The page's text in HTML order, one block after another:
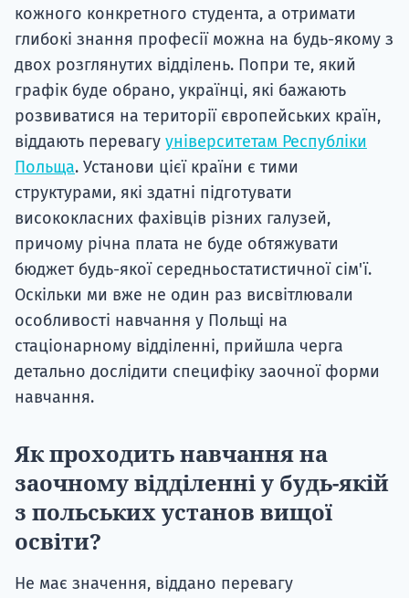
кожного конкретного студента, а отримати
глибокі знання професії можна на будь-якому з
двох розглянутих відділень. Попри те, який
графік буде обрано, українці, які бажають
розвиватися на території європейських країн,
віддають перевагу університетам Республіки
Польща. Установи цієї країни є тими
структурами, які здатні підготувати
висококласних фахівців різних галузей,
причому річна плата не буде обтяжувати
бюджет будь-якої середньостатистичної сім'ї.
Оскільки ми вже не один раз висвітлювали
особливості навчання у Польщі на
стаціонарному відділенні, прийшла черга
детально дослідити специфіку заочної форми
навчання.
Як проходить навчання на
заочному відділенні у будь-якій
з польських установ вищої
освіти?
Не має значення, віддано перевагу